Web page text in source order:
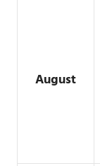
August